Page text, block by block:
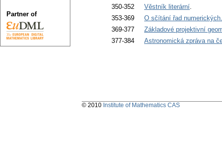
350-352
Věstník literární.
353-369
O sčítání řad
369-377
Základové projektivní
377-384
Astronomická zpráva na
Partner of
© 2010 Institute of Mathematics CAS